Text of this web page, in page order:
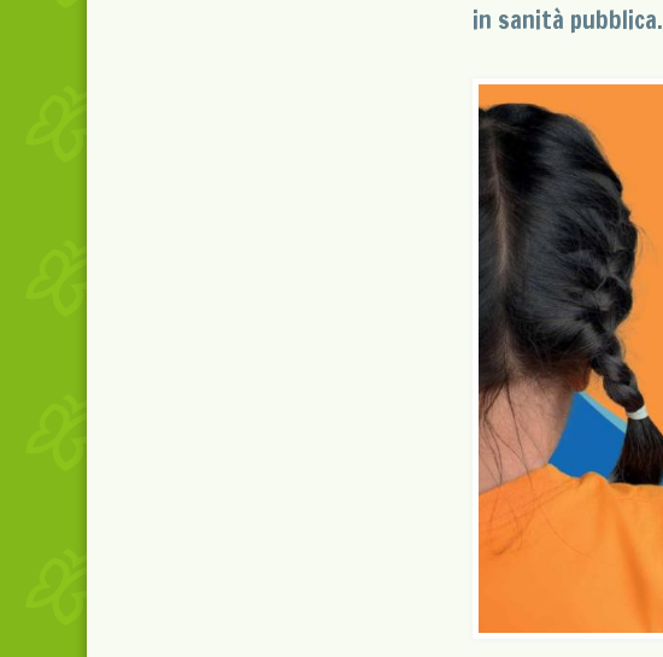
in sanità pubblica.